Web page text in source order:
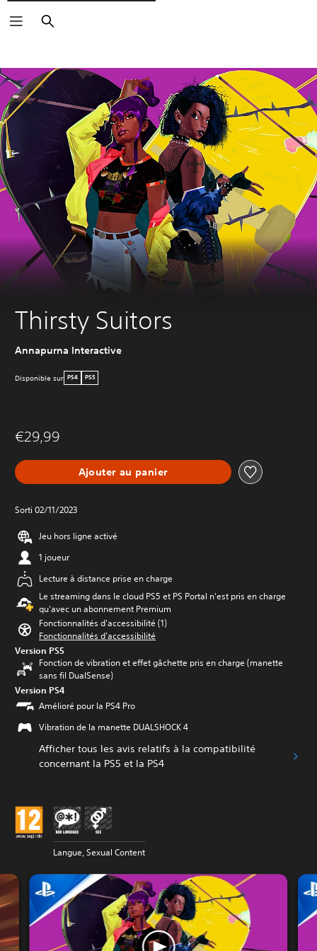
Rechercher
Thirsty Suitors
Annapurna Interactive
Disponible sur PS4 PS5
€29,99
Ajouter au panier
Sorti 02/11/2023
Jeu hors ligne activé
1 joueur
Lecture à distance prise en charge
Le streaming dans le cloud PS5 et PS Portal n'est pris en charge
qu'avec un abonnement Premium
Fonctionnalités d'accessibilité (1)
Fonctionnalités d'accessibilité
Version PS5
Fonction de vibration et effet gâchette pris en charge (manette
sans fil DualSense)
Version PS4
Amélioré pour la PS4 Pro
Vibration de la manette DUALSHOCK 4
Afficher tous les avis relatifs à la compatibilité
concernant la PS5 et la PS4
Langue, Sexual Content